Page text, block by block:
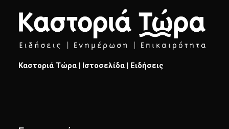
Καστοριά Τώρα | Ιστοσελίδα | Ειδήσεις